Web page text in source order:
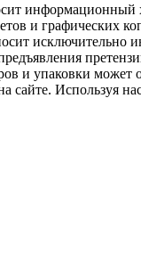
и графических
исключительно
и упаковки может
сайте. Используя